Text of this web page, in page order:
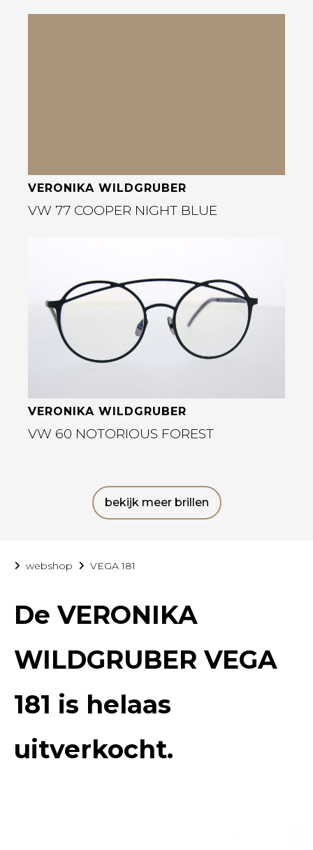
VERONIKA WILDGRUBER
VW 77 COOPER NIGHT BLUE
VERONIKA WILDGRUBER
VW 60 NOTORIOUS FOREST
bekijk meer brillen
webshop VEGA 181
DeVERONIKA
WILDGRUBER VEGA
181 is helaas
uitverkocht.